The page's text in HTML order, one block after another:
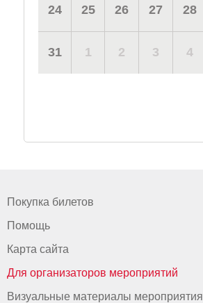
24 25 26 27 28
31 1 2 3 4
Покупка билетов
Помощь
Карта сайта
Для организаторов мероприятий
Визуальные материалы мероприятия